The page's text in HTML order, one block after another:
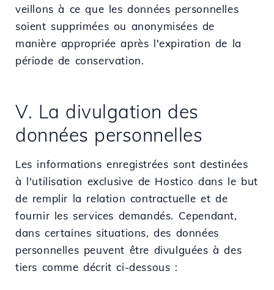
veillons à ce que les données personnelles
soient supprimées ou anonymisées de
manière appropriée après l'expiration de la
période de conservation.
V. La divulgation des
données personnelles
Les informations enregistrées sont destinées
à l'utilisation exclusive de Hostico dans le but
de remplir la relation contractuelle et de
fournir les services demandés. Cependant,
dans certaines situations, des données
personnelles peuvent être divulguées à des
tiers comme décrit ci-dessous :